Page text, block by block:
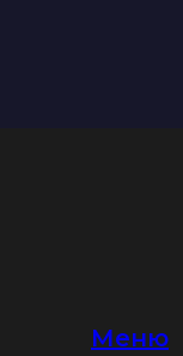
Меню